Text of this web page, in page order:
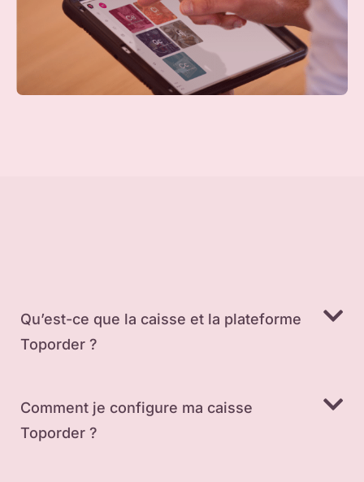
Qu’est-ce que la caisse et la plateforme
Toporder ?
Comment je configure ma caisse
Toporder ?